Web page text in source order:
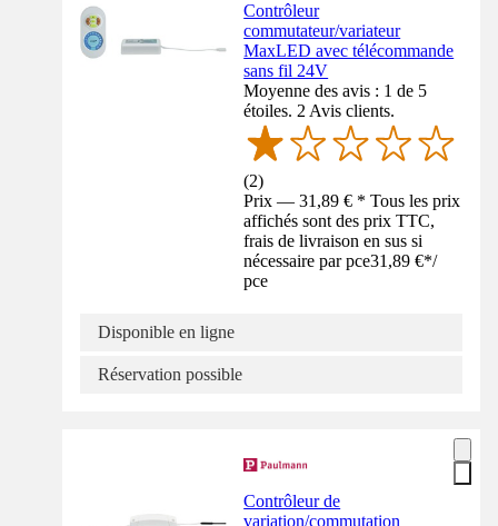
Contrôleur
commutateur/variateur
MaxLED avec télécommande
sans fil 24V
Moyenne des avis : 1 de 5
étoiles. 2 Avis clients.
(2)
Prix — 31,89 € * Tous les prix
affichés sont des prix TTC,
frais de livraison en sus si
nécessaire par pce31,89 €*/
pce
Disponible en ligne
Réservation possible
Contrôleur de
variation/commutation